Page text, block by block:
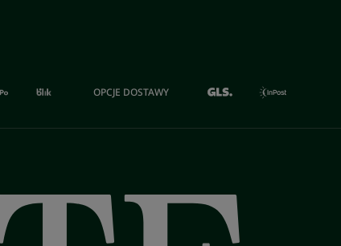
OPCJE DOSTAWY